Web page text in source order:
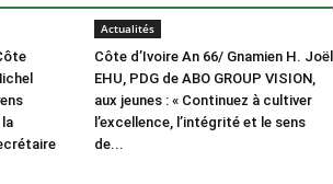
Actualités
Côte d’Ivoire An 66/ Gnamien H. Joël
EHU, PDG de ABO GROUP VISION,
aux jeunes : « Continuez à cultiver
l’excellence, l’intégrité et le sens
de...